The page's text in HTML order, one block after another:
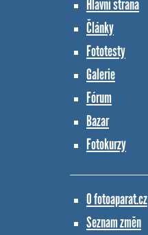
Hlavní strana
Články
Fototesty
Galerie
Fórum
Bazar
Fotokurzy
O fotoaparat.cz
Seznam změn